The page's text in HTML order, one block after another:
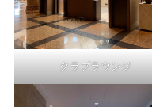
クラブラウンジ